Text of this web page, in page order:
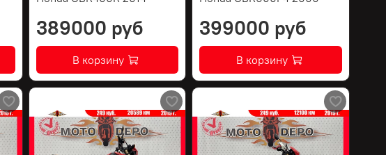
389000 руб
В корзину
399000 руб
В корзину